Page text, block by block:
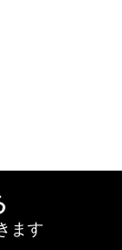
ます